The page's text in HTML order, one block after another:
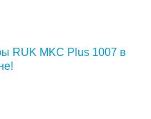
RUK MKC Plus 1007 в